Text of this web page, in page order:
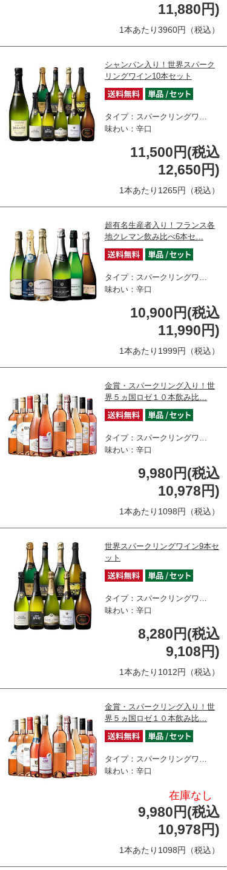
11,880円)
1本あたり3960円（税込）
シャンパン入り！世界スパーク
リングワイン10本セット
タイプ：スパークリングワ…
味わい：辛口
11,500円(税込
12,650円)
1本あたり1265円（税込）
超有名生産者入り！フランス各
地クレマン飲み比べ6本セ…
タイプ：スパークリングワ…
味わい：辛口
10,900円(税込
11,990円)
1本あたり1999円（税込）
金賞・スパークリング入り！世
界５ヵ国ロゼ１０本飲み比…
タイプ：スパークリングワ…
味わい：辛口
9,980円(税込
10,978円)
1本あたり1098円（税込）
世界スパークリングワイン9本セ
ット
タイプ：スパークリングワ…
味わい：辛口
8,280円(税込
9,108円)
1本あたり1012円（税込）
金賞・スパークリング入り！世
界５ヵ国ロゼ１０本飲み比…
タイプ：スパークリングワ…
味わい：辛口
在庫なし
9,980円(税込
10,978円)
1本あたり1098円（税込）